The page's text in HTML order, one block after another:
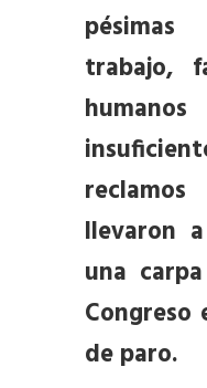
trabajo,
llevaron
una
de paro.